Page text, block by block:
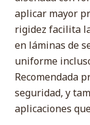
aplicar mayor
rigidez facilita
en láminas de
uniforme
Recomendada
seguridad, y
aplicaciones